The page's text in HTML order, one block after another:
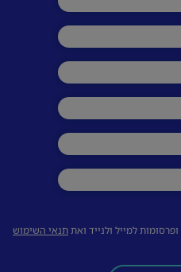
למייל ולנייד ואתתנאי השימוש